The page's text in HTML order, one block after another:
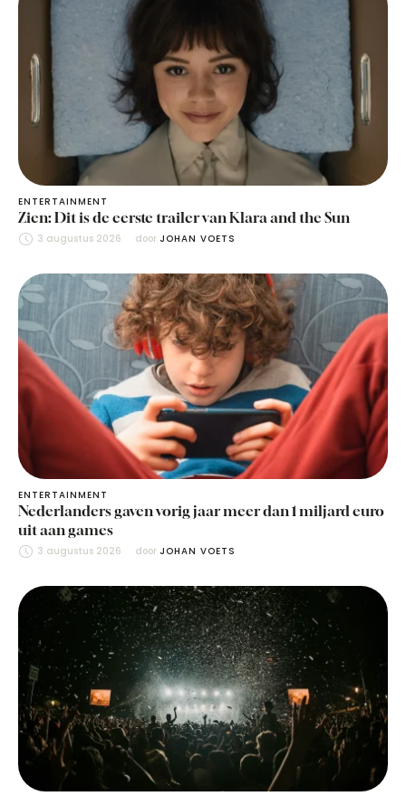
ENTERTAINMENT
Zien: Dit is de eerste trailer van Klara and the Sun
3 augustus 2026 door JOHAN VOETS
ENTERTAINMENT
Nederlanders gaven vorig jaar meer dan 1 miljard euro
uit aan games
3 augustus 2026 door JOHAN VOETS